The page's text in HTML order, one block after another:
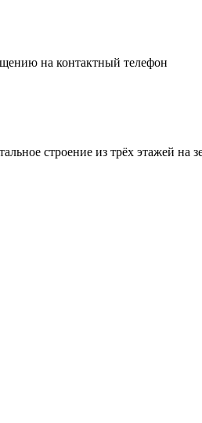
на контактный телефон
строение из трёх этажей на